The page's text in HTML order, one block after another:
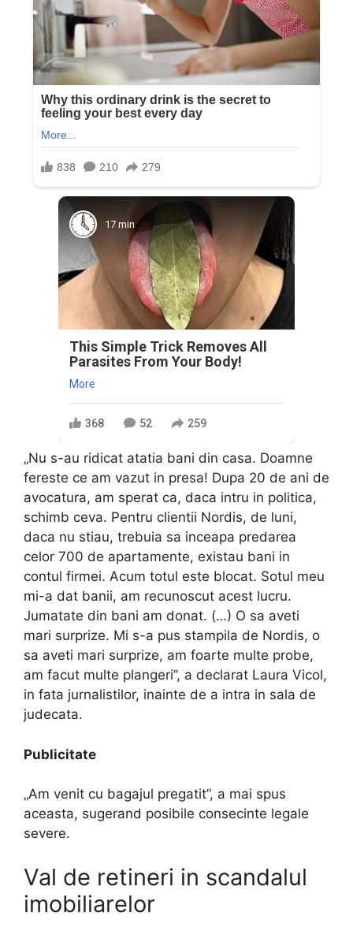
17 min
This Simple Trick Removes All
Parasites From Your Body!
More
368 52 259
„Nu s-au ridicat atatia bani din casa. Doamne
fereste ce am vazut in presa! Dupa 20 de ani de
avocatura, am sperat ca, daca intru in politica,
schimb ceva. Pentru clientii Nordis, de luni,
daca nu stiau, trebuia sa inceapa predarea
celor 700 de apartamente, existau bani in
contul firmei. Acum totul este blocat. Sotul meu
mi-a dat banii, am recunoscut acest lucru.
Jumatate din bani am donat. (…) O sa aveti
mari surprize. Mi s-a pus stampila de Nordis, o
sa aveti mari surprize, am foarte multe probe,
am facut multe plangeri”, a declarat Laura Vicol,
in fata jurnalistilor, inainte de a intra in sala de
judecata.
Publicitate
„Am venit cu bagajul pregatit”, a mai spus
aceasta, sugerand posibile consecinte legale
severe.
Val de retineri in scandalul
imobiliarelor